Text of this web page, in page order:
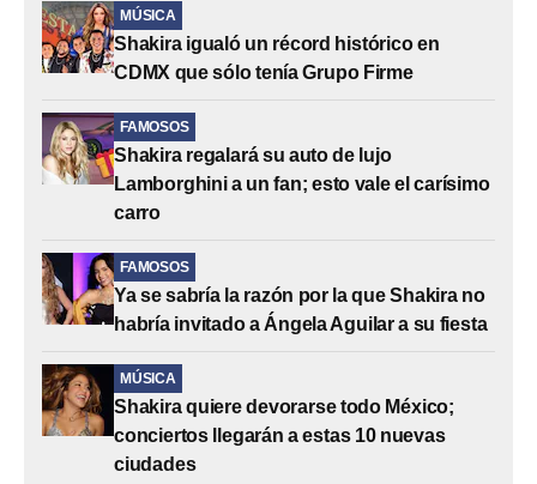
MÚSICA
Shakira igualó un récord histórico en
CDMX que sólo tenía Grupo Firme
FAMOSOS
Shakira regalará su auto de lujo
Lamborghini a un fan; esto vale el carísimo
carro
FAMOSOS
Ya se sabría la razón por la que Shakira no
habría invitado a Ángela Aguilar a su fiesta
MÚSICA
Shakira quiere devorarse todo México;
conciertos llegarán a estas 10 nuevas
ciudades